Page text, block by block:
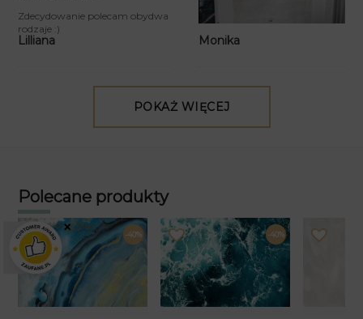
Zdecydowanie polecam obydwa
rodzaje :)
Lilliana Monika
POKAŻ WIĘCEJ
Polecane produkty
-40% -40%
×